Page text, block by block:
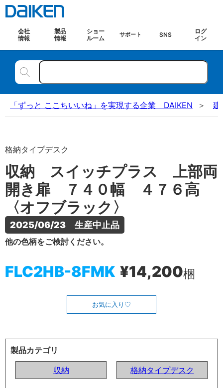
会社
情報
製品
情報
ショー
ルーム
サポート SNS
ログ
イン
「ずっと ここちいいね」を実現する企業 DAIKEN 建
格納タイプデスク
収納 スイッチプラス 上部両
開き扉 ７４０幅 ４７６高
〈オフブラック〉
2025/06/23　生産中止品
他の色柄をご検討ください。
FLC2HB-8FMK ¥14,200梱
お気に入り
製品カテゴリ
収納
格納タイプデスク